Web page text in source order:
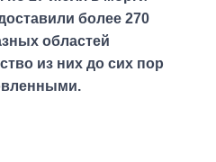
более 270
областей
из них до сих пор